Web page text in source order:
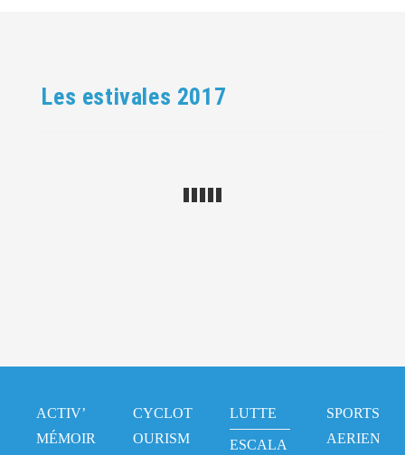
Les estivales 2017
ACTIV’
MÉMOIR
CYCLOT
OURISM
LUTTE
ESCALA
SPORTS
AERIEN